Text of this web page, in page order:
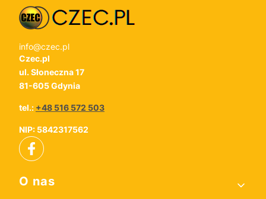
info@czec.pl
Czec.pl
ul. Słoneczna 17
81-605 Gdynia
tel.: +48 516 572 503
NIP: 5842317562
Linki w stopce
O nas